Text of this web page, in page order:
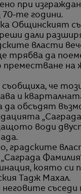
при
70-те години.
Общинският
дали
власти
трябва да
преместване на
че
и
да обсъдят
води
градските
която си
Тадж Махал.
неговите